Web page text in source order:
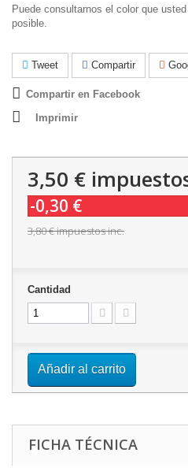
Puede consultarnos el color que
posible.
Tweet Compartir
Compartir en Facebook
Imprimir
3,50 €
-0,30 €
3,80 €impuestos inc.
Cantidad
Añadir al carrito
FICHA TÉCNICA